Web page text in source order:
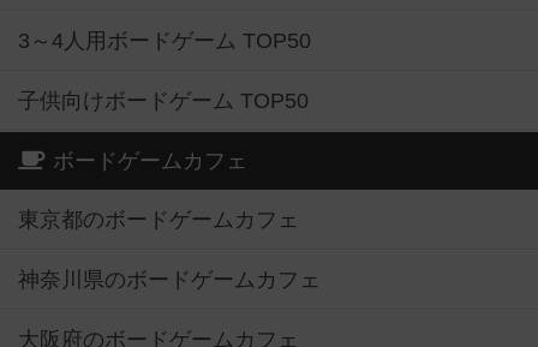
3～4人用ボードゲーム TOP50
子供向けボードゲーム TOP50
ボードゲームカフェ
東京都のボードゲームカフェ
神奈川県のボードゲームカフェ
大阪府のボードゲームカフェ